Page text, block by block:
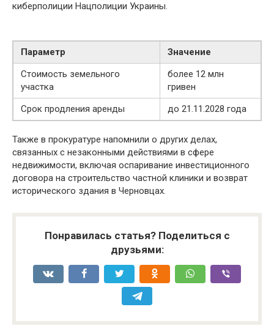
киберполиции Нацполиции Украины.
Параметр
Значение
Стоимость земельного
участка
более 12 млн
гривен
Срок продления аренды
до 21.11.2028 года
Также в прокуратуре напомнили о других делах,
связанных с незаконными действиями в сфере
недвижимости, включая оспаривание инвестиционного
договора на строительство частной клиники и возврат
исторического здания в Черновцах.
Понравилась статья? Поделиться с
друзьями: